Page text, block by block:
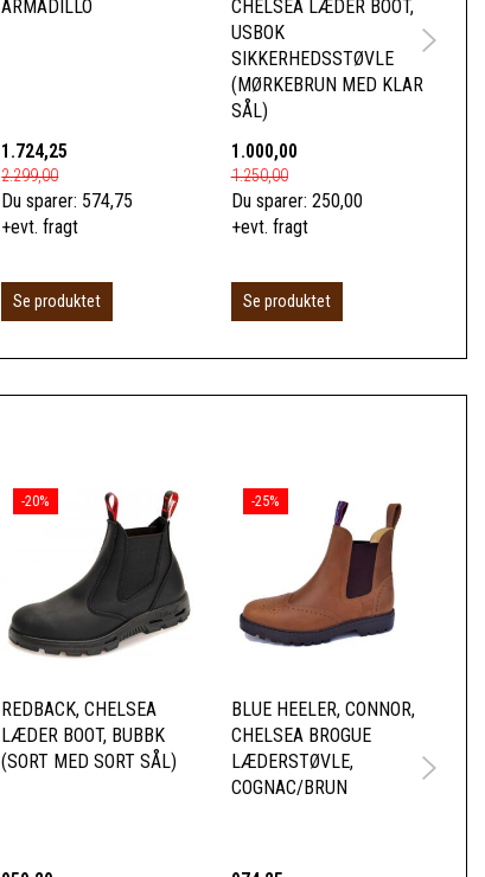
ARMADILLO
1.724,25
2.299,00
Du sparer: 574,75
+evt. fragt
Se produktet
CHELSEA LÆDER BOOT,
USBOK
SIKKERHEDSSTØVLE
(MØRKEBRUN MED KLAR
SÅL)
1.000,00
1.250,00
Du sparer: 250,00
+evt. fragt
Se produktet
-20%
REDBACK, CHELSEA
LÆDER BOOT, BUBBK
(SORT MED SORT SÅL)
-25%
BLUE HEELER, CONNOR,
CHELSEA BROGUE
LÆDERSTØVLE,
COGNAC/BRUN